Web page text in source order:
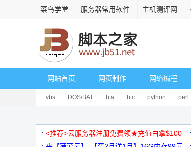
菜鸟学堂 服务器常用软件 主机测评网
网站首页 网页制作 网络编程
vbs DOS/BAT hta htc python perl
<推荐>云服务器注册免费领★充值白拿$100